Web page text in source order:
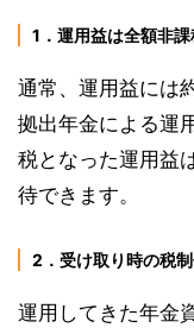
1．運用益は全額非課
通常、運用益には
拠出年金による運
税となった運用益
待できます。
2．受け取り時の税
運用してきた年金